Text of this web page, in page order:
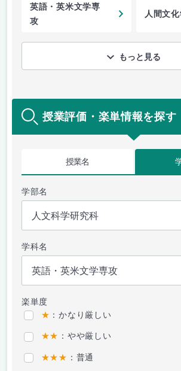
英語・英米文学専
攻
人間文
もっと見る
授業評価・楽単情報を探す
授業名
学部名
学科名
楽単度
★ ：かなり厳しい
★★ ：やや厳しい
★★★ ：普通